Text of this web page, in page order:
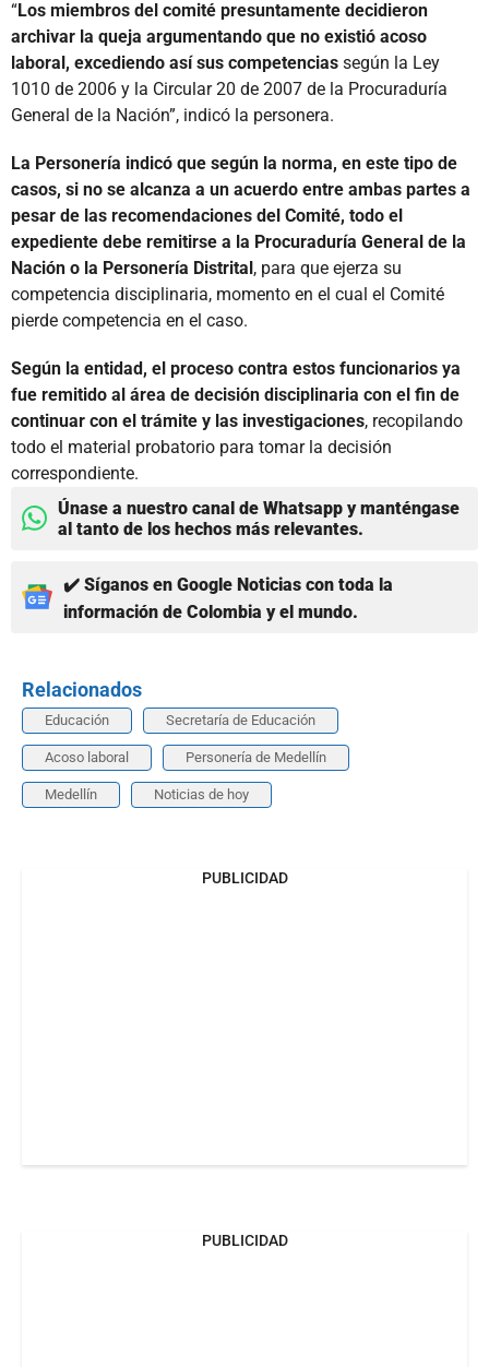
“Los miembros del comité presuntamente decidieron
archivar la queja argumentando que no existió acoso
laboral, excediendo así sus competencias según la Ley
1010 de 2006 y la Circular 20 de 2007 de la Procuraduría
General de la Nación”, indicó la personera.
La Personería indicó que según la norma, en este tipo de
casos, si no se alcanza a un acuerdo entre ambas partes a
pesar de las recomendaciones del Comité, todo el
expediente debe remitirse a la Procuraduría General de la
Nación o la Personería Distrital, para que ejerza su
competencia disciplinaria, momento en el cual el Comité
pierde competencia en el caso.
Según la entidad, el proceso contra estos funcionarios ya
fue remitido al área de decisión disciplinaria con el fin de
continuar con el trámite y las investigaciones, recopilando
todo el material probatorio para tomar la decisión
correspondiente.
Únase a nuestro canal de Whatsapp y manténgase
al tanto de los hechos más relevantes.
✔️ Síganos en Google Noticias con toda la
información de Colombia y el mundo.
Relacionados
Educación Secretaría de Educación
Acoso laboral Personería de Medellín
Medellín Noticias de hoy
PUBLICIDAD
PUBLICIDAD